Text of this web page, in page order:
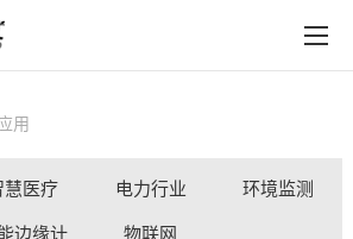
在线购买
用
慧医疗 电力行业 环境监测
边缘计 物联网